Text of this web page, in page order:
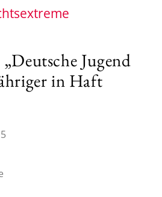
Jugend
in Haft